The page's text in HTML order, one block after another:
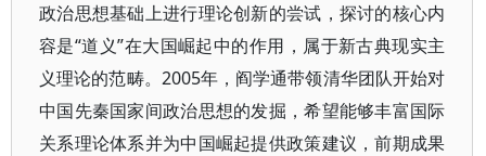
政治思想基础上进行理论创新的尝试，探讨的核心内
容是“道义”在大国崛起中的作用，属于新古典现实主
义理论的范畴。2005年，阎学通带领清华团队开始对
中国先秦国家间政治思想的发掘，希望能够丰富国际
关系理论体系并为中国崛起提供政策建议，前期成果